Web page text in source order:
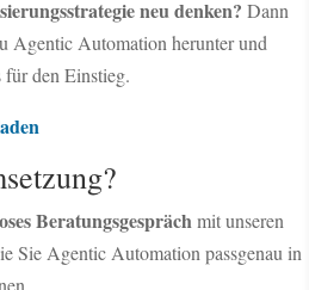
neu denken? Dann
Agentic Automation herunter und
für den Einstieg.
Beratungsgesprächmit unseren
Sie Agentic Automation passgenau in